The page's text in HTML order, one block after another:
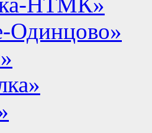
Одинцово»